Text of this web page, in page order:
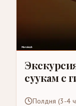
суукам с
Полдня (3-4